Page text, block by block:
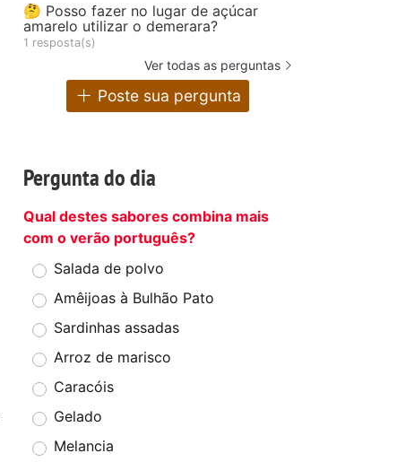
🤔 Posso fazer no lugar de açúcar
amarelo utilizar o demerara?
1 resposta(s)
Ver todas as perguntas
Poste sua pergunta
Pergunta do dia
Qual destes sabores combina mais
com o verão português?
Salada de polvo
Amêijoas à Bulhão Pato
Sardinhas assadas
Arroz de marisco
Caracóis
Gelado
Melancia